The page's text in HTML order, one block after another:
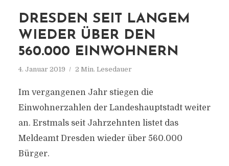
DRESDEN SEIT LANGEM
WIEDER ÜBER DEN
560.000 EINWOHNERN
4. Januar 2019 2 Min. Lesedauer
Im vergangenen Jahr stiegen die
Einwohnerzahlen der Landeshauptstadt weiter
an. Erstmals seit Jahrzehnten listet das
Meldeamt Dresden wieder über 560.000
Bürger.